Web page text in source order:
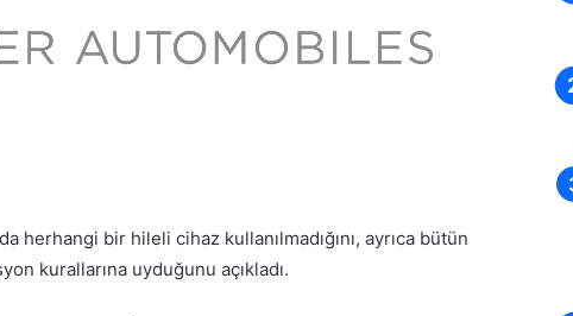
herhangi bir hileli cihaz kullanılmadığını, ayrıca bütün
kurallarına uyduğunu açıkladı.